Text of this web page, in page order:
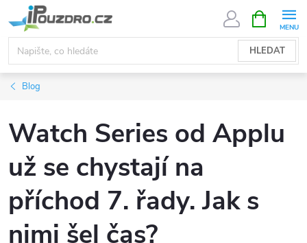
na
obsah
HLEDAT
NÁKUPNÍ
KOŠÍK
Blog
Watch Series od Applu
už se chystají na
příchod 7. řady. Jak s
nimi šel čas?